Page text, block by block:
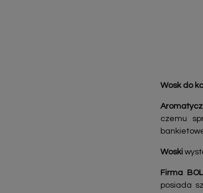
Wosk do
czemu
Woski
Firma
posiada